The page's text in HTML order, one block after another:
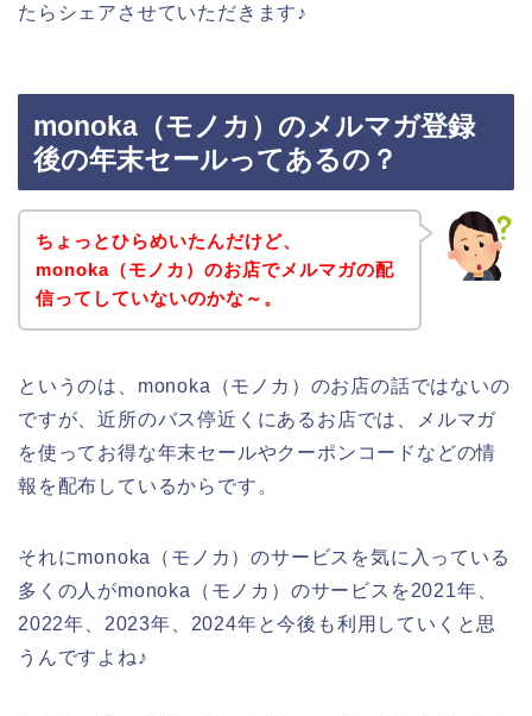
たらシェアさせていただきます♪
monoka（モノカ）のメルマガ登録
後の年末セールってあるの？
ちょっとひらめいたんだけど、
monoka（モノカ）のお店でメルマガの配
信ってしていないのかな～。
というのは、monoka（モノカ）のお店の話ではないの
ですが、近所のバス停近くにあるお店では、メルマガ
を使ってお得な年末セールやクーポンコードなどの情
報を配布しているからです。
それにmonoka（モノカ）のサービスを気に入っている
多くの人がmonoka（モノカ）のサービスを2021年、
2022年、2023年、2024年と今後も利用していくと思
うんですよね♪